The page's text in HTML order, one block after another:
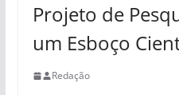
Projeto de
um Esboço
Redação